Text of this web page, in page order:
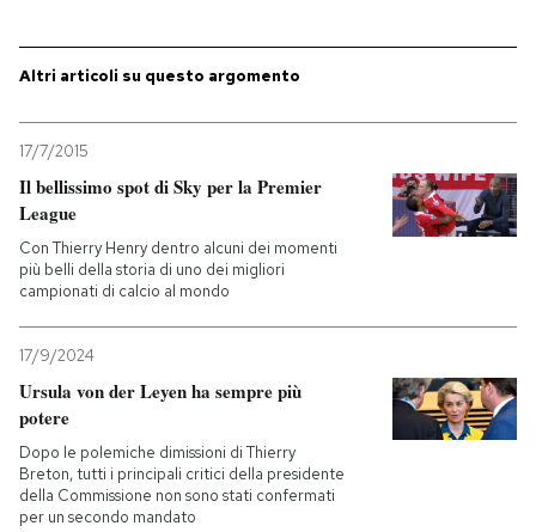
PODCAST
NEWSLETTER
CALENDARIO
AREA PERSONALE
Entra
Altri articoli su questo argomento
17/7/2015
Il bellissimo spot di Sky per la Premier
League
Con Thierry Henry dentro alcuni dei momenti
più belli della storia di uno dei migliori
campionati di calcio al mondo
17/9/2024
Ursula von der Leyen ha sempre più
potere
Dopo le polemiche dimissioni di Thierry
Breton, tutti i principali critici della presidente
della Commissione non sono stati confermati
per un secondo mandato